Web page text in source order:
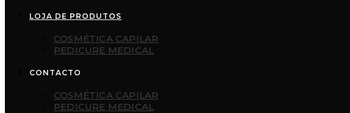
LOJA DE PRODUTOS
COSMÉTICA CAPILAR
PEDICURE MEDICAL
CONTACTO
COSMÉTICA CAPILAR
PEDICURE MEDICAL